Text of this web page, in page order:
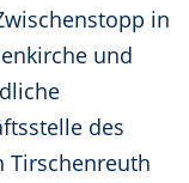
in
und
des
Tirschenreuth